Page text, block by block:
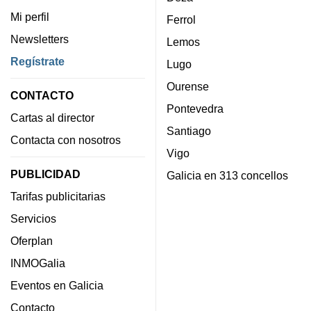
Mi perfil
Newsletters
Regístrate
CONTACTO
Cartas al director
Contacta con nosotros
PUBLICIDAD
Tarifas publicitarias
Servicios
Oferplan
INMOGalia
Eventos en Galicia
Contacto
Ferrol
Lemos
Lugo
Ourense
Pontevedra
Santiago
Vigo
Galicia en 313 concellos